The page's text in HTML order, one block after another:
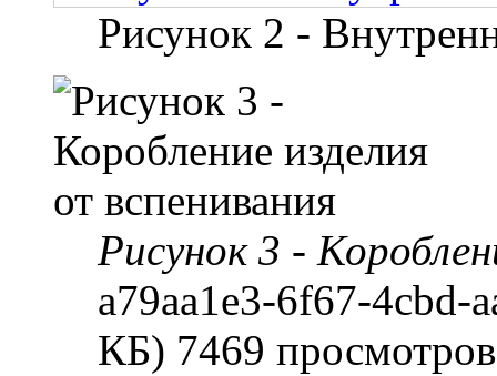
Рисунок 2 -
Рисунок 3 -
a79aa1e3-6f67-4cbd-
КБ) 7469 просмотров